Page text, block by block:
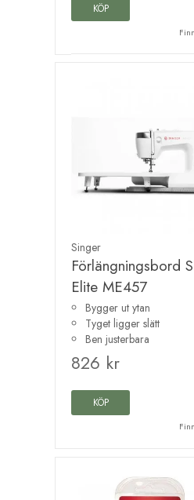
KÖP
Singer
Förlängningsbord
Elite ME457
Bygger ut ytan
Tyget ligger slätt
Ben justerbara
826 kr
KÖP